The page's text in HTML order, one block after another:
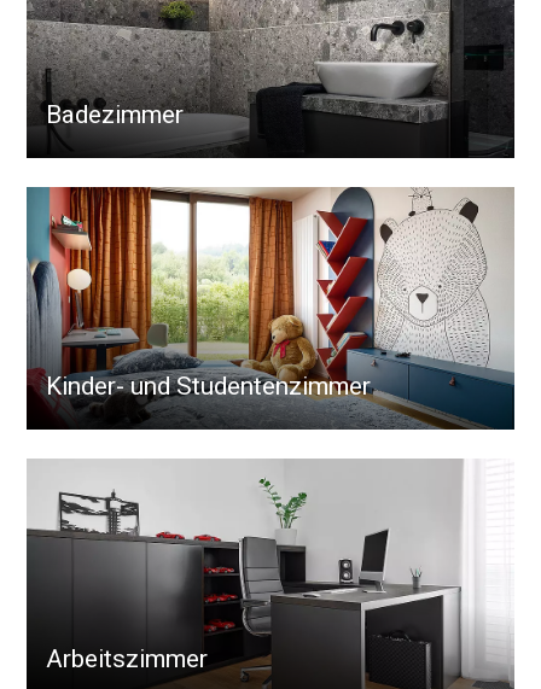
Badezimmer
Kinder- und Studentenzimmer
Arbeitszimmer